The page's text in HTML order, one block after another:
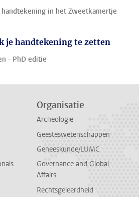
in het Zweetkamertje
je handtekening te zetten
- PhD editie
Organisatie
Archeologie
Geesteswetenschappen
Geneeskunde/LUMC
Governance and Global
Affairs
Rechtsgeleerdheid